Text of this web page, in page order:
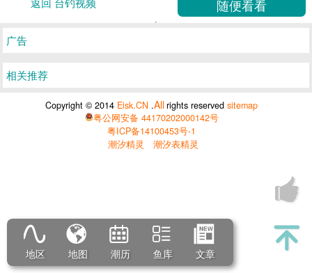
广告
相关推荐
Copyright © 2014 Eisk.CN .Allrights reservedsitemap
粤公网安备 44170202000142号
粤ICP备14100453号-1
潮汐精灵
潮汐表精灵
地区 地图 潮历 鱼库 文章